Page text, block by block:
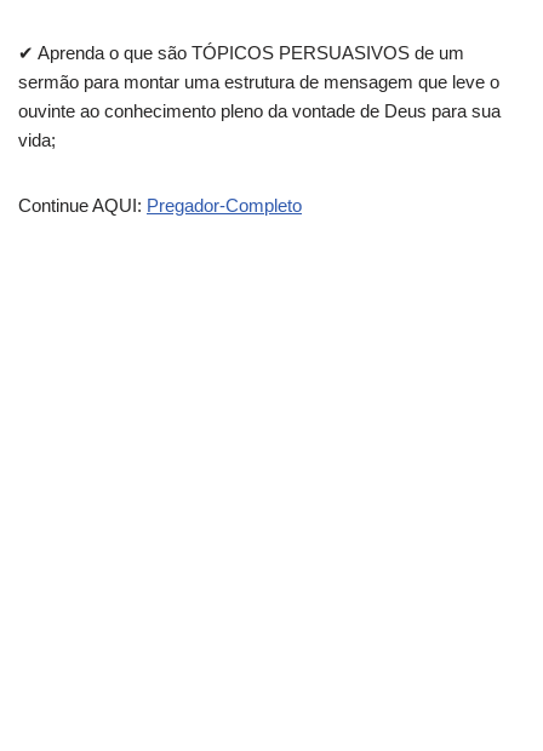
✔ Aprenda o que são TÓPICOS PERSUASIVOS de um
sermão para montar uma estrutura de mensagem que leve o
ouvinte ao conhecimento pleno da vontade de Deus para sua
vida;
Continue AQUI: Pregador-Completo